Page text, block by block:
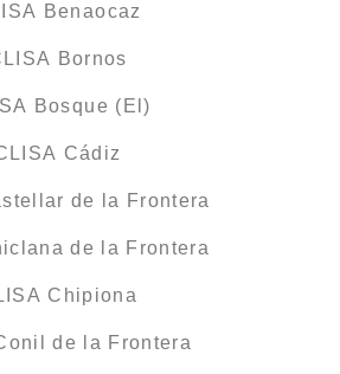
Benaocaz
Bornos
Bosque (El)
Cádiz
de la Frontera
de la Frontera
Chipiona
de la Frontera